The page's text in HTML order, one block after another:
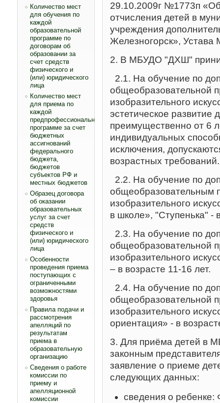
Количество мест
для обучения по
каждой
образовательной
программе по
договорам об
образовании за
счет средств
физического и
(или) юридического
лица
Количество мест
для приема по
каждой
предпрофессиональной
программе за счет
бюджетных
ассигнований
федерального
бюджета,
бюджетов
субъектов РФ и
местных бюджетов
Образец договора
об оказании
образовательных
услуг за счет
средств
физического и
(или) юридического
лица
Особенности
проведения приема
поступающих с
ограниченными
возможностями
здоровья
Правила подачи и
рассмотрения
апелляций по
результатам
приема в
образовательную
организацию
Сведения о работе
комиссии по
приему и
апелляционной
комиссии
29.10.2009г №1773п
отчисления детей в
учреждения
Железногорск»,
2. В МБУДО "ДХШ"
2.1. На обучение по
общеобразовательной
изобразительного
эстетическое развитие
преимущественно от 6
индивидуальных
исключения,
возрастных требований.
2.2. На обучение по
общеобразовательным
изобразительного
в школе», "Ступенька" -
2.3. На обучение по
общеобразовательной
изобразительного
– в возрасте 11-16 лет.
2.4. На обучение по
общеобразовательной
изобразительного
ориентация» - в
3. Для приёма детей в
законным
заявление о приеме
следующих данных:
сведения о